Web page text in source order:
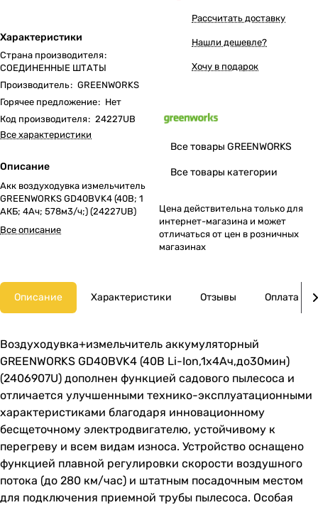
Характеристики
Страна производителя:
СОЕДИНЕННЫЕ ШТАТЫ
Производитель: GREENWORKS
Горячее предложение: Нет
Код производителя: 24227UB
Все характеристики
Описание
Акк воздуходувка измельчитель
GREENWORKS GD40BVK4 (40В; 1
АКБ; 4Ач; 578м3/ч;) (24227UB)
Все описание
Рассчитать доставку
Нашли дешевле?
Хочу в подарок
Все товары GREENWORKS
Все товары категории
Цена действительна только для
интернет-магазина и может
отличаться от цен в розничных
магазинах
Описание Характеристики Отзывы Оплата
Воздуходувка+измельчитель аккумуляторный
GREENWORKS GD40BVK4 (40В Li-Ion,1х4Ач,до30мин)
(2406907U) дополнен функцией садового пылесоса и
отличается улучшенными технико-эксплуатационными
характеристиками благодаря инновационному
бесщеточному электродвигателю, устойчивому к
перегреву и всем видам износа. Устройство оснащено
функцией плавной регулировки скорости воздушного
потока (до 280 км/час) и штатным посадочным местом
для подключения приемной трубы пылесоса. Особая